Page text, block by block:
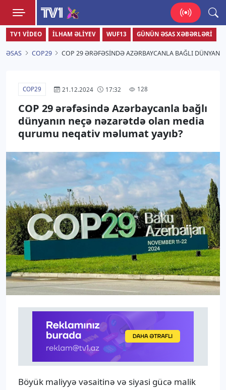
TV1
Zamanı bizimlə yaşa!
TV1 VIDEO İLHAM ƏLIYEV WUF13 GÜNÜN ƏSAS XƏBƏRLƏRI
ƏSAS COP29 COP 29 ƏRƏFƏSINDƏ AZƏRBAYCANLA BAĞLI
COP29 21.12.2024 17:32 128
COP 29 ərəfəsində Azərbaycanla bağlı
dünyanın neçə nəzarətdə olan media
qurumu neqativ məlumat yayıb?
Böyük maliyyə vəsaitinə və siyasi gücə malik